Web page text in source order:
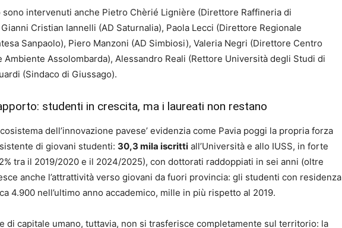
sono intervenuti anche Pietro Chèrié Lignière (Direttore Raffineria di
Cristian Iannelli (AD Saturnalia), Paola Lecci (Direttore Regionale
Sanpaolo), Piero Manzoni (AD Simbiosi), Valeria Negri (Direttore Centro
Ambiente Assolombarda), Alessandro Reali (Rettore Università degli Studi di
(Sindaco di Giussago).
studenti in crescita, ma i laureati non restano
dell’innovazione pavese’ evidenzia come Pavia poggi la propria forza
di giovani studenti: 30,3 mila iscritti all’Università e allo IUSS, in forte
tra il 2019/2020 e il 2024/2025), con dottorati raddoppiati in sei anni (oltre
anche l’attrattività verso giovani da fuori provincia: gli studenti con residenza
4.900 nell’ultimo anno accademico, mille in più rispetto al 2019.
di capitale umano, tuttavia, non si trasferisce completamente sul territorio: la